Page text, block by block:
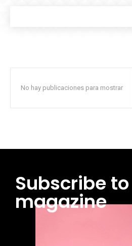
No hay publicaciones para mostrar
Subscribe
magazine